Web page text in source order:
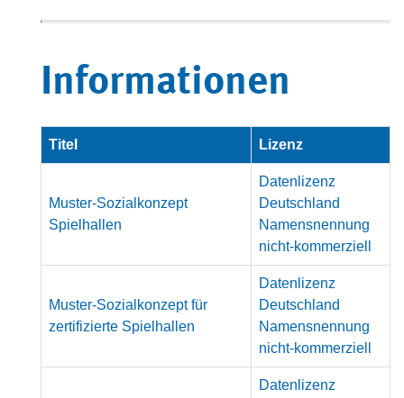
Informationen
Titel Lizenz
Muster-Sozialkonzept
Spielhallen
Datenlizenz
Deutschland
Namensnennung
nicht-kommerziell
Muster-Sozialkonzept für
zertifizierte Spielhallen
Datenlizenz
Deutschland
Namensnennung
nicht-kommerziell
Datenlizenz